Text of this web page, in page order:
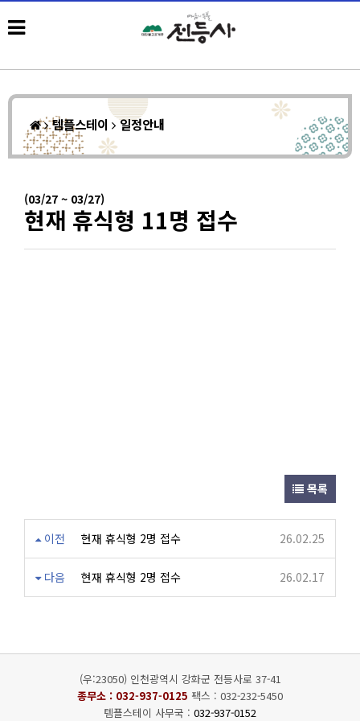
템플스테이 일정안내
(03/27 ~ 03/27)
현재 휴식형 11명 접수
목록
이전 현재 휴식형 2명 접수 26.02.25
다음 현재 휴식형 2명 접수 26.02.17
(우:23050) 인천광역시 강화군 전등사로 37-41
종무소 : 032-937-0125 팩스 : 032-232-5450
템플스테이 사무국 : 032-937-0152